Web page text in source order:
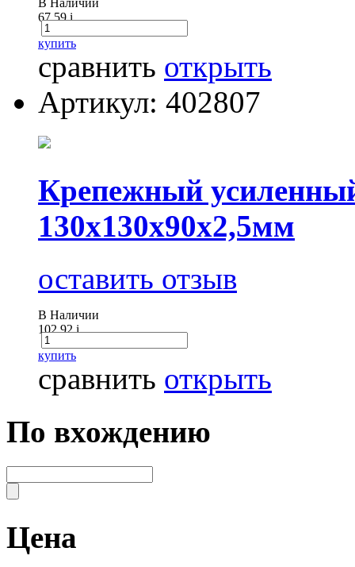
В Наличии
67.59i
купить
сравнить открыть
Артикул: 402807
Крепежный
130х130х90x2,5мм
оставить отзыв
В Наличии
102.92i
купить
сравнить открыть
По вхождению
Цена